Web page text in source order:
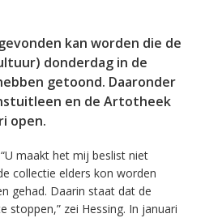
kan worden die de
donderdag in de
getoond. Daaronder
en de Artotheek
open.
maakt het mij beslist niet
collectie elders kon worden
gehad. Daarin staat dat de
zei Hessing. In januari